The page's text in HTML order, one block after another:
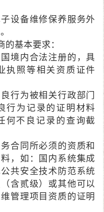
备维修保养服务外
。
基本要求：
内合法注册的，具
执照等相关资质证件
为被相关行政部门
行为记录的证明材料
何不良记录的查询截
同所必须的资质和
，如：国内系统集成
共安全技术防范系统
含贰级）或其他可以
管理项目资质的证明